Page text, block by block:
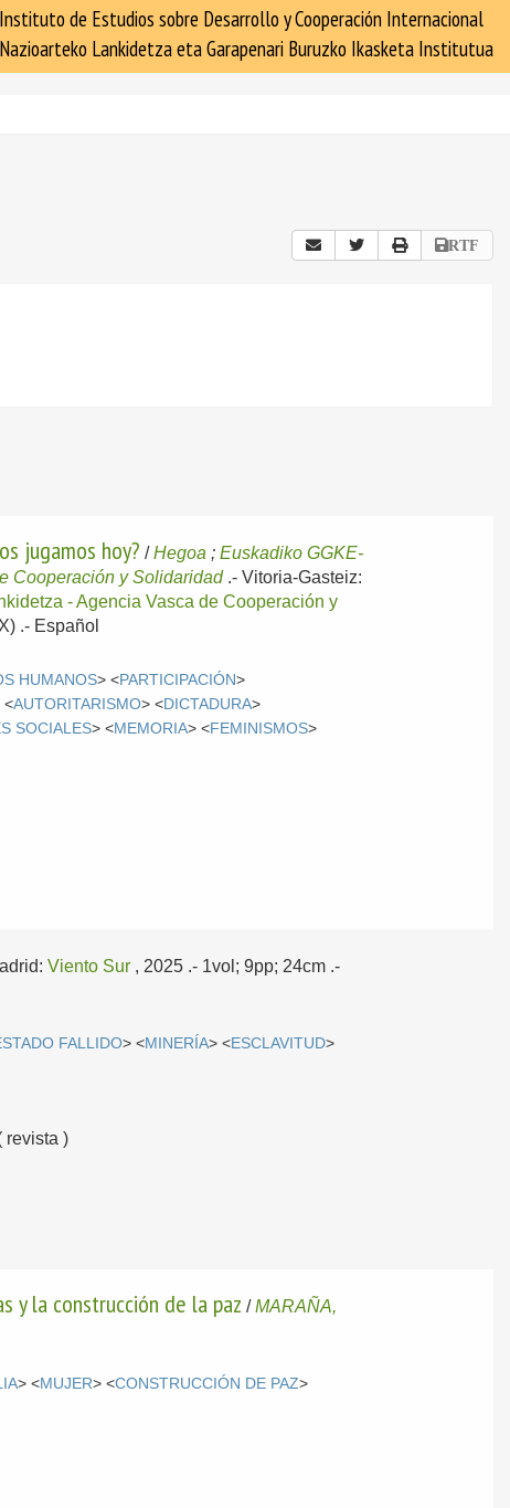
Instituto de Estudios sobre Desarrollo y Cooperación Internacional
Nazioarteko Lankidetza eta Garapenari Buruzko Ikasketa Institutua
RTF
jugamos hoy? /Hegoa ;Euskadiko GGKE-
Cooperación y Solidaridad .-Vitoria-Gasteiz:
- Agencia Vasca de Cooperación y
.- Español
HUMANOS> <PARTICIPACIÓN>
<AUTORITARISMO> <DICTADURA>
SOCIALES> <MEMORIA> <FEMINISMOS>
Viento Sur , 2025 .- 1vol; 9pp; 24cm .-
FALLIDO> <MINERÍA> <ESCLAVITUD>
revista )
y la construcción de la paz /MARAÑA,
> <MUJER> <CONSTRUCCIÓN DE PAZ>